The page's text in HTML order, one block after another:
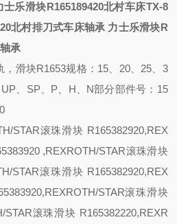
士乐滑块R165189420北村车床TX-8
北村排刀式车床轴承 力士乐滑块R
承
，滑块R1653规格： 15、20、25、3
UP、SP、P、H、N部分部件号： 15
STAR滚珠滑块 R165382920,REX
,REXROTH/STAR滚珠滑块
STAR滚珠滑块 R165382920,REX
STAR滚珠滑块
滚珠滑块 R165382220,REXR